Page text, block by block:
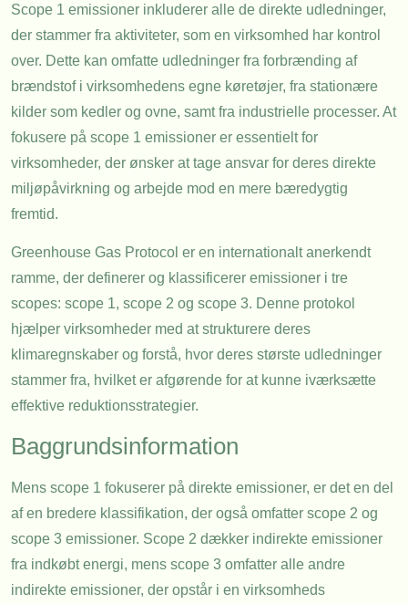
Scope 1 emissioner inkluderer alle de direkte udledninger,
der stammer fra aktiviteter, som en virksomhed har kontrol
over. Dette kan omfatte udledninger fra forbrænding af
brændstof i virksomhedens egne køretøjer, fra stationære
kilder som kedler og ovne, samt fra industrielle processer. At
fokusere på scope 1 emissioner er essentielt for
virksomheder, der ønsker at tage ansvar for deres direkte
miljøpåvirkning og arbejde mod en mere bæredygtig
fremtid.
Greenhouse Gas Protocol er en internationalt anerkendt
ramme, der definerer og klassificerer emissioner i tre
scopes: scope 1, scope 2 og scope 3. Denne protokol
hjælper virksomheder med at strukturere deres
klimaregnskaber og forstå, hvor deres største udledninger
stammer fra, hvilket er afgørende for at kunne iværksætte
effektive reduktionsstrategier.
Baggrundsinformation
Mens scope 1 fokuserer på direkte emissioner, er det en del
af en bredere klassifikation, der også omfatter scope 2 og
scope 3 emissioner. Scope 2 dækker indirekte emissioner
fra indkøbt energi, mens scope 3 omfatter alle andre
indirekte emissioner, der opstår i en virksomheds